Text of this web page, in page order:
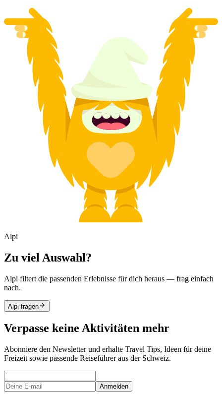
Alpi
Zu viel Auswahl?
Alpi filtert die passenden Erlebnisse für dich heraus — frag einfach
nach.
Alpi fragen
Verpasse keine Aktivitäten mehr
Abonniere den Newsletter und erhalte Travel Tips, Ideen für deine
Freizeit sowie passende Reiseführer aus der Schweiz.
Anmelden